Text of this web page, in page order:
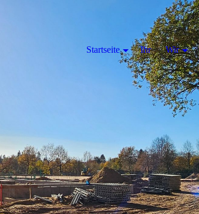
Startseite Ihr Wir